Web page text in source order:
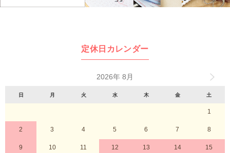
定休日カレンダー
2026年 8月
日 月 火 水 木 金 土
1
2 3 4 5 6 7 8
9 10 11 12 13 14 15